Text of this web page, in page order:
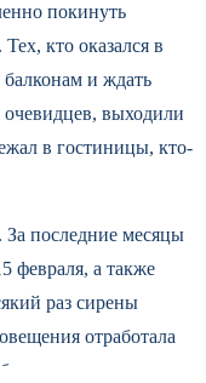
покинуть
кто оказался в
и ждать
выходили
в гостиницы, кто-
последние месяцы
февраля, а также
раз сирены
отработала
жертв, часть